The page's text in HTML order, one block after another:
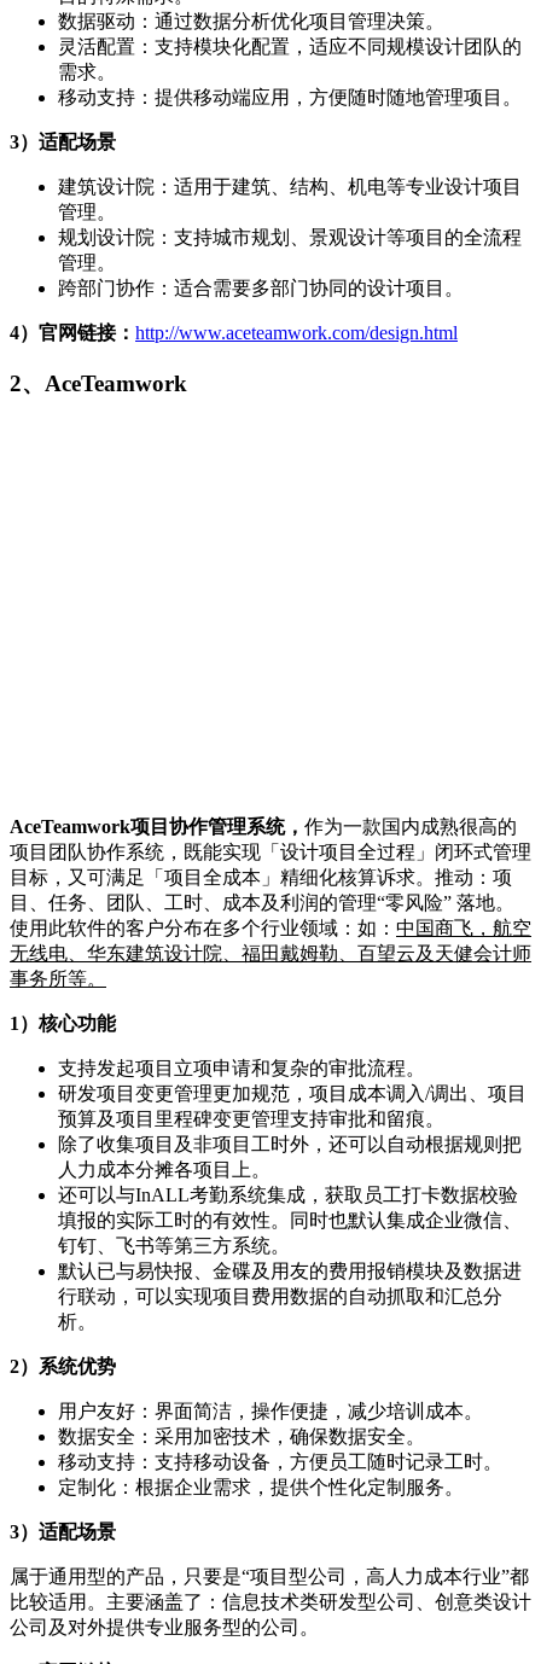
数据驱动：通过数据分析优化项目管理决策。
灵活配置：支持模块化配置，适应不同规模设计团队的
需求。
移动支持：提供移动端应用，方便随时随地管理项目。
3）适配场景
建筑设计院：适用于建筑、结构、机电等专业设计项目
管理。
规划设计院：支持城市规划、景观设计等项目的全流程
管理。
跨部门协作：适合需要多部门协同的设计项目。
4）官网链接： http://www.aceteamwork.com/design.html
2、 AceTeamwork
AceTeamwork项目协作管理系统， 作为一款国内成熟很高的
项目团队协作系统，既能实现「设计项目全过程」闭环式管理
目标，又可满足「项目全成本」精细化核算诉求。推动：项
目、任务、团队、工时、成本及利润的管理“零风险” 落地。
使用此软件的客户分布在多个行业领域：如： 中国商飞，航空
无线电、华东建筑设计院、福田戴姆勒、百望云及天健会计师
事务所等。
1）核心功能
支持发起项目立项申请和复杂的审批流程。
研发项目变更管理更加规范，项目成本调入/调出、项目
预算及项目里程碑变更管理支持审批和留痕。
除了收集项目及非项目工时外，还可以自动根据规则把
人力成本分摊各项目上。
还可以与InALL考勤系统集成，获取员工打卡数据校验
填报的实际工时的有效性。同时也默认集成企业微信、
钉钉、飞书等第三方系统。
默认已与易快报、金碟及用友的费用报销模块及数据进
行联动，可以实现项目费用数据的自动抓取和汇总分
析。
2）系统优势
用户友好：界面简洁，操作便捷，减少培训成本。
数据安全：采用加密技术，确保数据安全。
移动支持：支持移动设备，方便员工随时记录工时。
定制化：根据企业需求，提供个性化定制服务。
3）适配场景
属于通用型的产品，只要是“项目型公司，高人力成本行业”都
比较适用。主要涵盖了：信息技术类研发型公司、创意类设计
公司及对外提供专业服务型的公司。